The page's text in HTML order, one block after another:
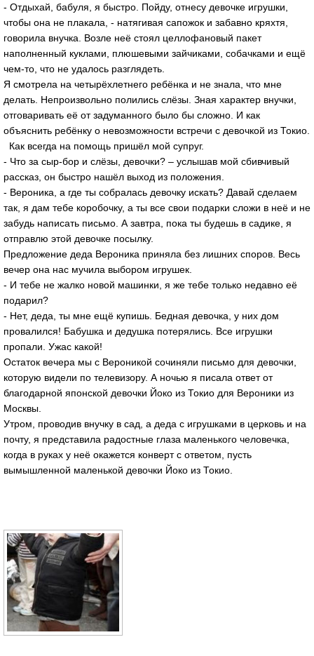
- Отдыхай, бабуля, я быстро. Пойду, отнесу девочке игрушки,
чтобы она не плакала, - натягивая сапожок и забавно кряхтя,
говорила внучка. Возле неё стоял целлофановый пакет
наполненный куклами, плюшевыми зайчиками, собачками и ещё
чем-то, что не удалось разглядеть.
Я смотрела на четырёхлетнего ребёнка и не знала, что мне
делать. Непроизвольно полились слёзы. Зная характер внучки,
отговаривать её от задуманного было бы сложно. И как
объяснить ребёнку о невозможности встречи с девочкой из Токио.
Как всегда на помощь пришёл мой супруг.
- Что за сыр-бор и слёзы, девочки? – услышав мой сбивчивый
рассказ, он быстро нашёл выход из положения.
- Вероника, а где ты собралась девочку искать? Давай сделаем
так, я дам тебе коробочку, а ты все свои подарки сложи в неё и не
забудь написать письмо. А завтра, пока ты будешь в садике, я
отправлю этой девочке посылку.
Предложение деда Вероника приняла без лишних споров. Весь
вечер она нас мучила выбором игрушек.
- И тебе не жалко новой машинки, я же тебе только недавно её
подарил?
- Нет, деда, ты мне ещё купишь. Бедная девочка, у них дом
провалился! Бабушка и дедушка потерялись. Все игрушки
пропали. Ужас какой!
Остаток вечера мы с Вероникой сочиняли письмо для девочки,
которую видели по телевизору. А ночью я писала ответ от
благодарной японской девочки Йоко из Токио для Вероники из
Москвы.
Утром, проводив внучку в сад, а деда с игрушками в церковь и на
почту, я представила радостные глаза маленького человечка,
когда в руках у неё окажется конверт с ответом, пусть
вымышленной маленькой девочки Йоко из Токио.